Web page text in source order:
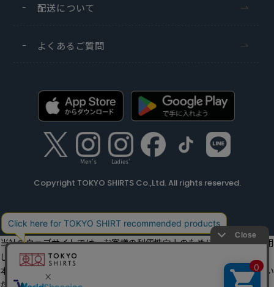
配送について
よくあるご質問
Men's Ladies'
Copyright TOKYO SHIRTS Co.,Ltd. All rights reserved.
当社のウェブサイトでは、お客様の利便性向上のためにクッキーを利用
しています。
本ウェブサイトをこのままご利用になる場合、クッキーの使用に同意い
ただいたものとみなします。